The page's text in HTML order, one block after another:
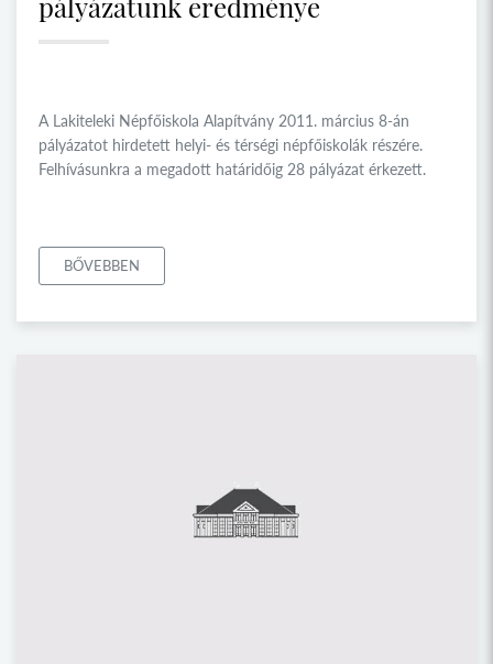
pályázatunk eredménye
A Lakiteleki Népfőiskola Alapítvány 2011. március 8-án
pályázatot hirdetett helyi- és térségi népfőiskolák részére.
Felhívásunkra a megadott határidőig 28 pályázat érkezett.
BŐVEBBEN